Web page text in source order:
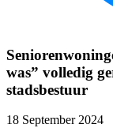
was” volledig
stadsbestuur
18 September 2024